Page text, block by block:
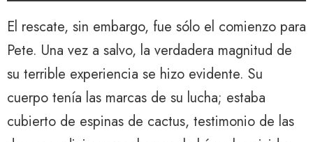
El rescate, sin embargo, fue sólo el comienzo para
Pete. Una vez a salvo, la verdadera magnitud de
su terrible experiencia se hizo evidente. Su
cuerpo tenía las marcas de su lucha; estaba
cubierto de espinas de cactus, testimonio de las